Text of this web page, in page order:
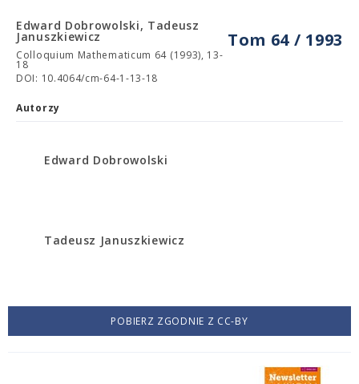
Tom 64 / 1993
Edward Dobrowolski, Tadeusz
Januszkiewicz
Colloquium Mathematicum 64 (1993), 13-
18
DOI: 10.4064/cm-64-1-13-18
Autorzy
Edward Dobrowolski
Tadeusz Januszkiewicz
POBIERZ ZGODNIE Z CC-BY